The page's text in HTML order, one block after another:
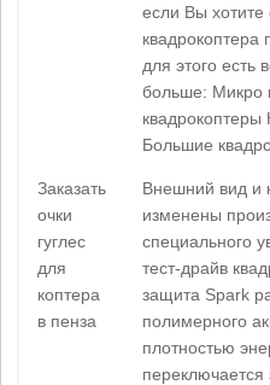
если Вы хотите
квадрокоптера
для этого есть
больше: Микро
Большие
Заказать
очки
гуглес
для
коптера
в пенза
Внешний вид и
изменены
специального
тест-драйв
защита Spark
полимерного
плотностью
переключается